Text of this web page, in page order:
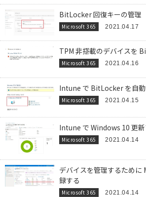
BitLocker 回復キーの管理
Microsoft 365 2021.04.17
TPM 非搭載のデバイスを
Microsoft 365 2021.04.16
Intune で BitLocker を自動
Microsoft 365 2021.04.15
Intune で Windows 10 更
Microsoft 365 2021.04.14
デバイスを管理するため
録する
Microsoft 365 2021.04.14